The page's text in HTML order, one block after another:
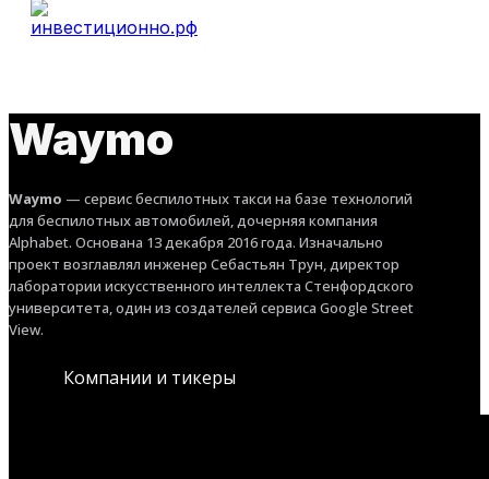
Waymo
Waymo — сервис беспилотных такси на базе технологий
для беспилотных автомобилей, дочерняя компания
Alphabet. Основана 13 декабря 2016 года. Изначально
проект возглавлял инженер Себастьян Трун, директор
лаборатории искусственного интеллекта Стенфордского
университета, один из создателей сервиса Google Street
View.
Компании и тикеры